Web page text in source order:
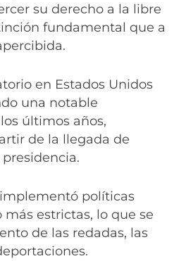
su derecho a la libre
fundamental que a
en Estados Unidos
una notable
últimos años,
de la llegada de
políticas
estrictas, lo que se
de las redadas, las